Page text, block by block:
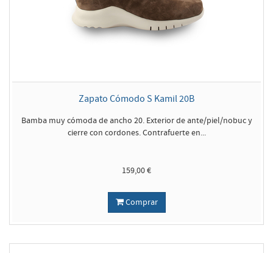
Zapato Cómodo S Kamil 20B
Bamba muy cómoda de ancho 20. Exterior de ante/piel/nobuc y
cierre con cordones. Contrafuerte en...
159,00 €
Comprar